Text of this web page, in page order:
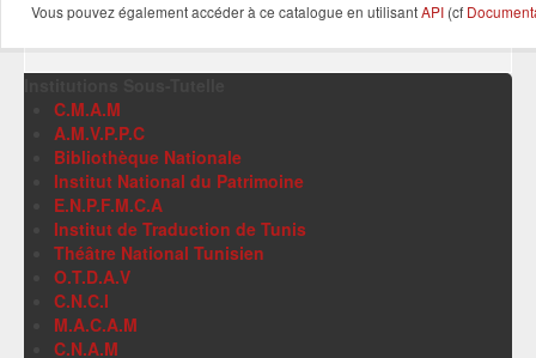
Vous pouvez également accéder à ce catalogue en utilisantAPI (cf
C.M.A.M
A.M.V.P.P.C
Bibliothèque Nationale
Institut National du Patrimoine
E.N.P.F.M.C.A
Institut de Traduction de Tunis
Théâtre National Tunisien
O.T.D.A.V
C.N.C.I
M.A.C.A.M
C.N.A.M